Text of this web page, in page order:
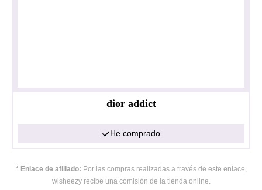
dior addict
He comprado
* Enlace de afiliado: Por las compras realizadas a través de este enlace,
wisheezy recibe una comisión de la tienda online.
Política de privacidad